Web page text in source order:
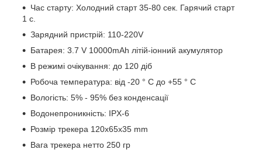
Час старту: Холодний старт 35-80 сек. Гарячий старт
1 с.
Зарядний пристрій: 110-220V
Батарея: 3.7 V 10000mAh літій-іонний акумулятор
В режимі очікування: до 120 діб
Робоча температура: від -20 ° C до +55 ° C
Вологість: 5% - 95% без конденсації
Водонепроникність: IPX-6
Розмір трекера 120x65x35 mm
Вага трекера нетто 250 гр